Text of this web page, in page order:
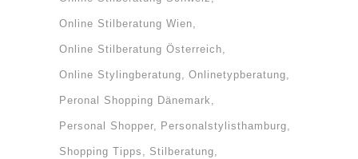
Online Stilberatung Wien
Online Stilberatung Österreich
Online Stylingberatung Onlinetypberatung
Peronal Shopping Dänemark
Personal Shopper Personalstylisthamburg
Shopping Tipps Stilberatung